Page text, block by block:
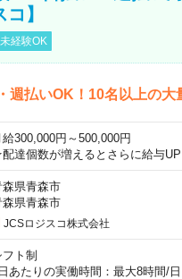
】
経験OK
週払いOK！10名以上の
給300,000円～500,000円
達個数が増えるとさらに給与
森県青森市
森県青森市
JCSロジスコ株式会社
フト制
あたりの実働時間：最大8時間/